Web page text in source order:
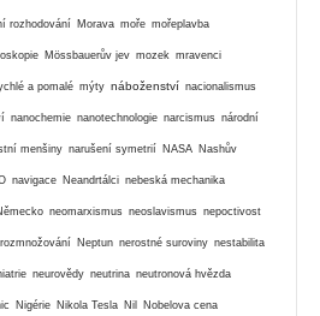
rozhodování Morava moře mořeplavba
Mössbauerův jev mozek mravenci
a pomalé mýty náboženství nacionalismus
nanochemie nanotechnologie narcismus národní
menšiny narušení symetrií NASA Nashův
navigace Neandrtálci nebeská mechanika
neomarxismus neoslavismus nepoctivost
Neptun nerostné suroviny nestabilita
neurovědy neutrina neutronová hvězda
Nigérie Nikola Tesla Nil Nobelova cena